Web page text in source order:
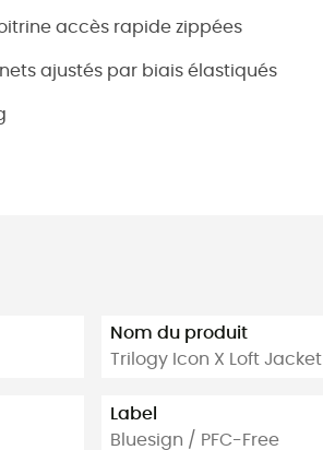
accès rapide zippées
ajustés par biais élastiqués
Nom du produit
Trilogy Icon X Loft Jacket
Label
Bluesign / PFC-Free